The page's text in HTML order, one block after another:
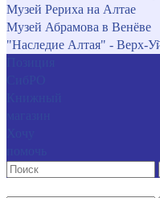
Музей Рериха на Алтае
Музей Абрамова в Венёве
"Наследие Алтая" - Верх-